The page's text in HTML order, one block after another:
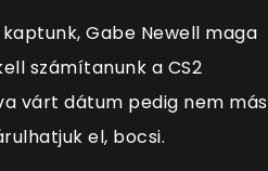
Gabe Newell maga
számítanunk a CS2
várt dátum pedig nem más
el, bocsi.